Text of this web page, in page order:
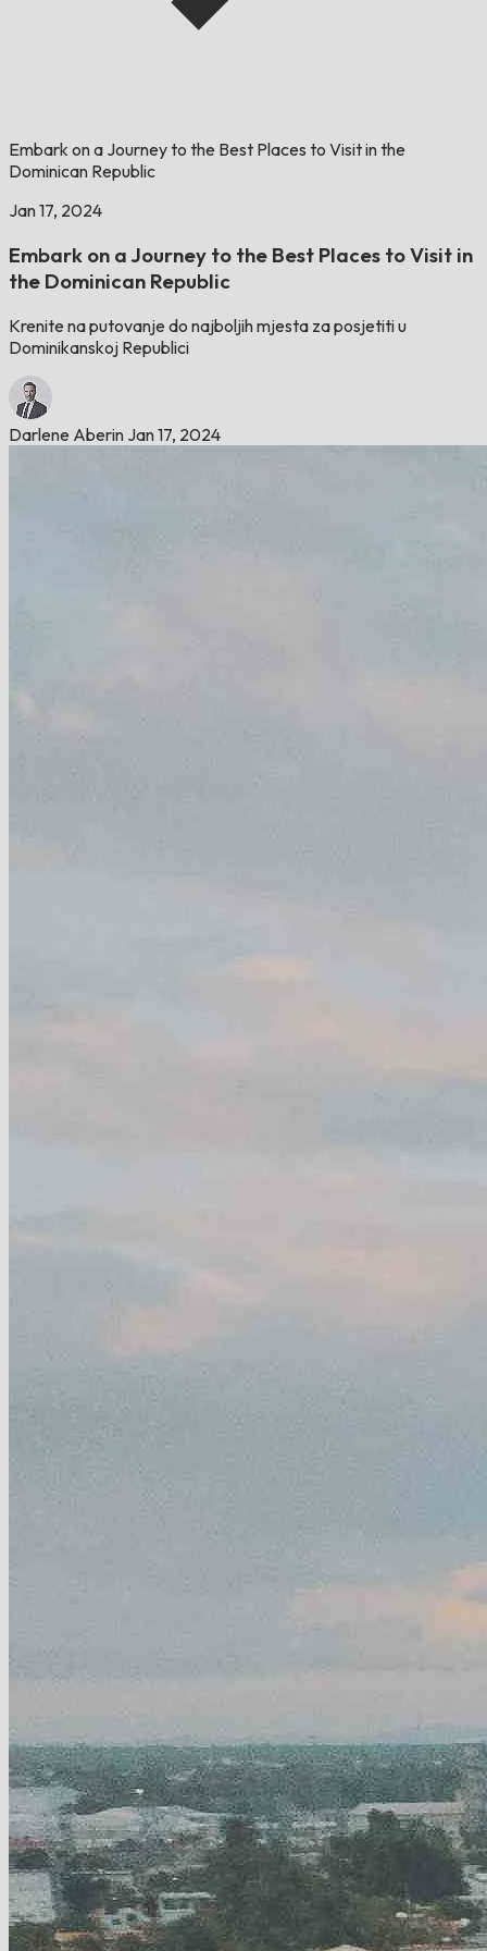
Embark on a Journey to the Best Places to Visit in the
Dominican Republic
Jan 17, 2024
Embark on a Journey to the Best Places to Visit in
the Dominican Republic
Krenite na putovanje do najboljih mjesta za posjetiti u
Dominikanskoj Republici
Darlene Aberin Jan 17, 2024